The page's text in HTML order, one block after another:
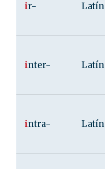
ir- Latín
inter- Latín
intra- Latín